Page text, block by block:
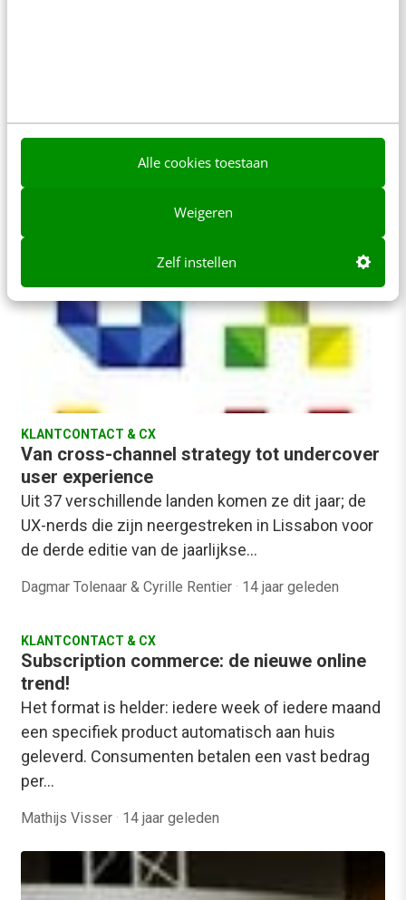
Alle cookies toestaan
Weigeren
Zelf instellen
presentaties: van concrete tips uit de…
Dagmar Tolenaar & Cyrille Rentier· 14 jaar geleden
KLANTCONTACT & CX
Van cross-channel strategy tot undercover
user experience
Uit 37 verschillende landen komen ze dit jaar; de
UX-nerds die zijn neergestreken in Lissabon voor
de derde editie van de jaarlijkse…
Dagmar Tolenaar & Cyrille Rentier · 14 jaar geleden
KLANTCONTACT & CX
Subscription commerce: de nieuwe online
trend!
Het format is helder: iedere week of iedere maand
een specifiek product automatisch aan huis
geleverd. Consumenten betalen een vast bedrag
per…
Mathijs Visser · 14 jaar geleden